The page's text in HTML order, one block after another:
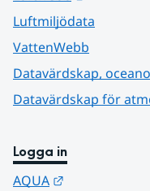
Luftmiljödata
VattenWebb
Datavärdskap,
Datavärdskap för
Logga in
AQUA